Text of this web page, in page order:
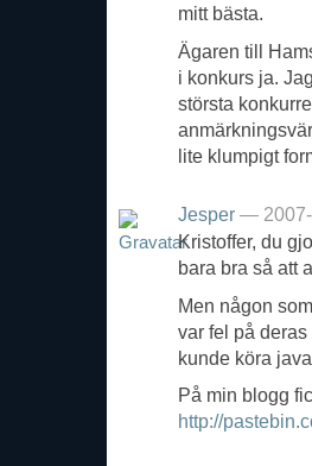
mitt bästa.
Ägaren till
i konkurs ja.
största
lite klumpigt
Jesper — 2007-
Kristoffer, du
bara bra så att
Men någon
var fel på
kunde köra
På min blogg
http://